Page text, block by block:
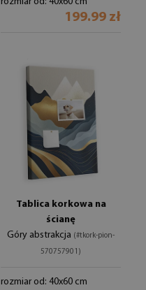
199.99 zł
Tablica korkowa na
ścianę
Góry abstrakcja (#tkork-pion-
570757901)
rozmiar od: 40x60 cm